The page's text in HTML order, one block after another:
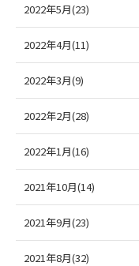
2022年5月(23)
2022年4月(11)
2022年3月(9)
2022年2月(28)
2022年1月(16)
2021年10月(14)
2021年9月(23)
2021年8月(32)